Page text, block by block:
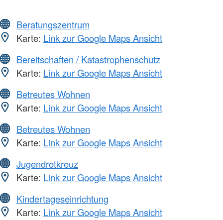
Beratungszentrum
Karte: Link zur Google Maps Ansicht
Bereitschaften / Katastrophenschutz
Karte: Link zur Google Maps Ansicht
Betreutes Wohnen
Karte: Link zur Google Maps Ansicht
Betreutes Wohnen
Karte: Link zur Google Maps Ansicht
Jugendrotkreuz
Karte: Link zur Google Maps Ansicht
Kindertageseinrichtung
Karte: Link zur Google Maps Ansicht